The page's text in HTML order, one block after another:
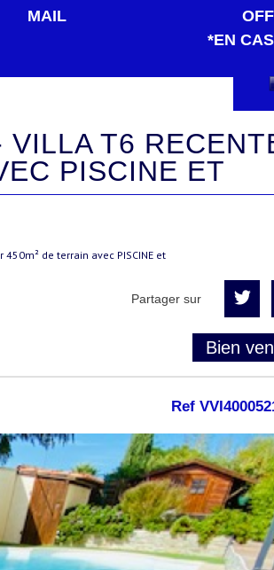
MAIL
*EN
PISCINE ET
450m² de terrain avec PISCINE et
Partager sur
Bien
Ref